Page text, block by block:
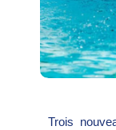
Trois